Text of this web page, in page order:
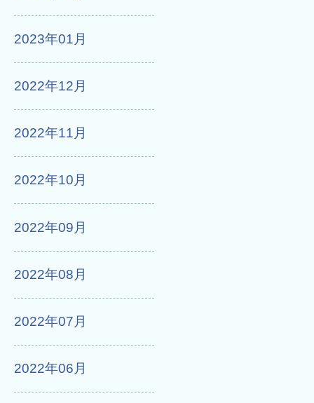
2023年01月
2022年12月
2022年11月
2022年10月
2022年09月
2022年08月
2022年07月
2022年06月